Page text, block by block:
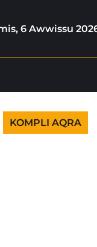
6 Awwissu
KOMPLI AQRA